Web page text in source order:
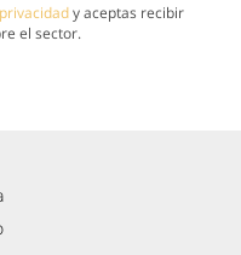
y aceptas recibir
el sector.